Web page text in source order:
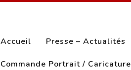
Accueil Presse – Actualités
Commande Portrait / Caricature